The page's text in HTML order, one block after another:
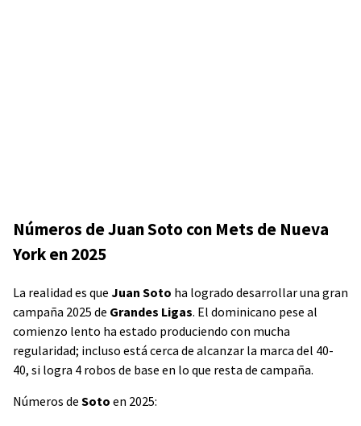
Números de Juan Soto con Mets de Nueva
York en 2025
La realidad es que Juan Soto ha logrado desarrollar una gran
campaña 2025 de Grandes Ligas. El dominicano pese al
comienzo lento ha estado produciendo con mucha
regularidad; incluso está cerca de alcanzar la marca del 40-
40, si logra 4 robos de base en lo que resta de campaña.
Números de Soto en 2025: